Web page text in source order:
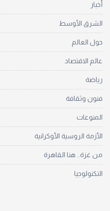
أخبار
الشرق الأوسط
حول العالم
عالم الاقتصاد
رياضة
فنون وثقافة
المنوعات
الأزمة الروسية الأوكرانية
من غزة.. هنا القاهرة
التكنولوجيا